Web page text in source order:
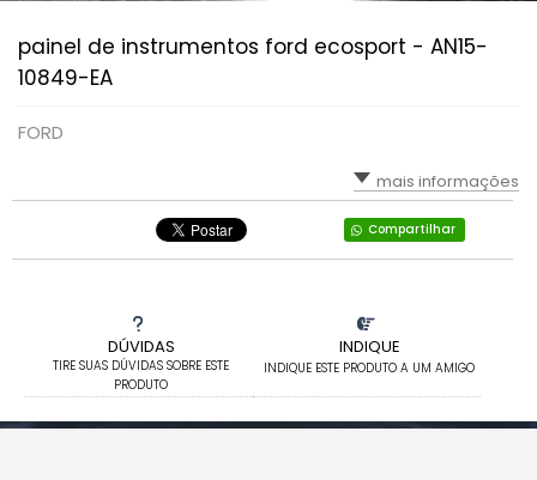
painel de instrumentos ford ecosport - AN15-
10849-EA
FORD
mais informações
Compartilhar
DÚVIDAS
TIRE SUAS DÚVIDAS SOBRE ESTE
PRODUTO
INDIQUE
INDIQUE ESTE PRODUTO A UM AMIGO